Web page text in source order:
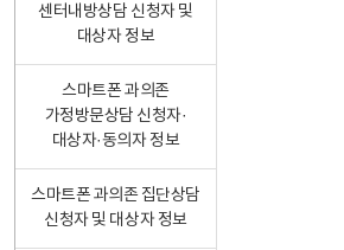
센터내방상담 신청자 및
대상자 정보
스마트폰 과의존
가정방문상담 신청자·
대상자·동의자 정보
스마트폰 과의존 집단상담
신청자 및 대상자 정보